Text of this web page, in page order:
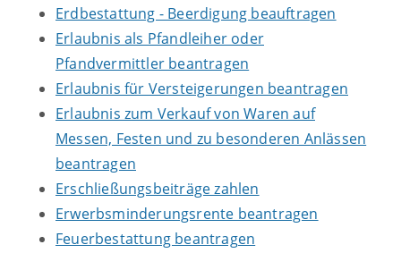
Erdbestattung - Beerdigung beauftragen
Erlaubnis als Pfandleiher oder
Pfandvermittler beantragen
Erlaubnis für Versteigerungen beantragen
Erlaubnis zum Verkauf von Waren auf
Messen, Festen und zu besonderen Anlässen
beantragen
Erschließungsbeiträge zahlen
Erwerbsminderungsrente beantragen
Feuerbestattung beantragen